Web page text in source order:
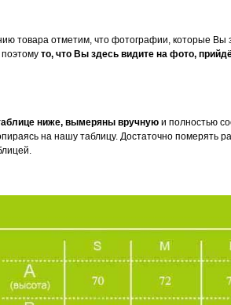
товара отметим, что фотографии, которые Вы
поэтомуто, что Вы здесь видите на фото,
ниже, вымеряны вручную и полностью
на нашу таблицу. Достаточно померять